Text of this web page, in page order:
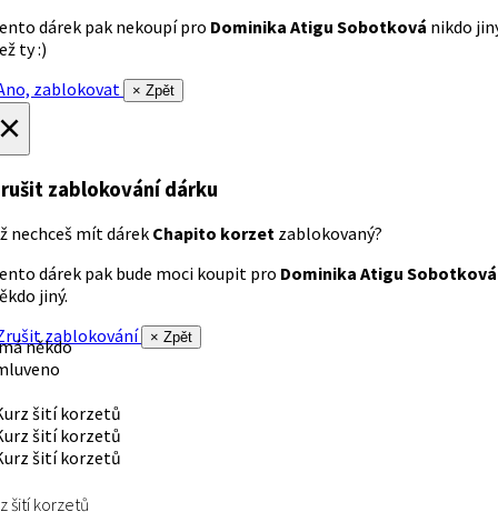
dárek pak nekoupí pro Dominika Atigu Sobotková nikdo
ty :)
zablokovat
× Zpět
zablokování dárku
nechceš mít dárek Chapito korzet zablokovaný?
dárek pak bude moci koupit pro Dominika Atigu Sobotková
jiný.
zablokování
× Zpět
někdo
šití korzetů